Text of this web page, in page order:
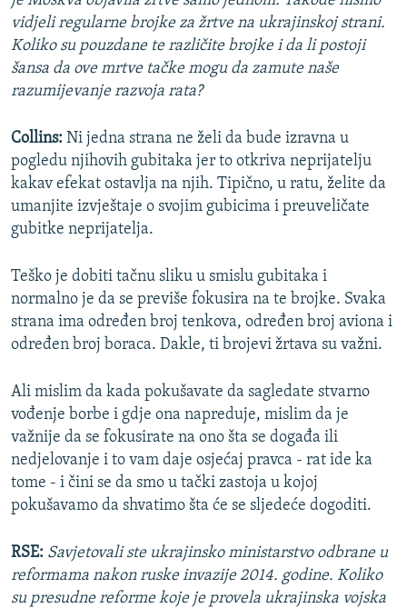
vidjeli regularne brojke za žrtve na ukrajinskoj strani.
Koliko su pouzdane te različite brojke i da li postoji
šansa da ove mrtve tačke mogu da zamute naše
razumijevanje razvoja rata?
Collins: Ni jedna strana ne želi da bude izravna u
pogledu njihovih gubitaka jer to otkriva neprijatelju
kakav efekat ostavlja na njih. Tipično, u ratu, želite da
umanjite izvještaje o svojim gubicima i preuveličate
gubitke neprijatelja.
Teško je dobiti tačnu sliku u smislu gubitaka i
normalno je da se previše fokusira na te brojke. Svaka
strana ima određen broj tenkova, određen broj aviona i
određen broj boraca. Dakle, ti brojevi žrtava su važni.
Ali mislim da kada pokušavate da sagledate stvarno
vođenje borbe i gdje ona napreduje, mislim da je
važnije da se fokusirate na ono šta se događa ili
nedjelovanje i to vam daje osjećaj pravca - rat ide ka
tome - i čini se da smo u tački zastoja u kojoj
pokušavamo da shvatimo šta će se sljedeće dogoditi.
RSE: Savjetovali ste ukrajinsko ministarstvo odbrane u
reformama nakon ruske invazije 2014. godine. Koliko
su presudne reforme koje je provela ukrajinska vojska